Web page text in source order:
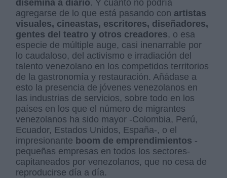
disemina a diario. Y cuánto no podría
agregarse de lo que está pasando con artistas
visuales, cineastas, escritores, diseñadores,
gentes del teatro y otros creadores, o esa
especie de múltiple auge, casi inenarrable por
lo caudaloso, del activismo e irradiación del
talento venezolano en los competidos territorios
de la gastronomía y restauración. Añádase a
esto la presencia de jóvenes venezolanos en
las industrias de servicios, sobre todo en los
países en los que el número de migrantes
venezolanos ha sido mayor -Colombia, Perú,
Ecuador, Estados Unidos, España-, o el
impresionante boom de emprendimientos -
pequeñas empresas en todos los sectores-
capitaneados por venezolanos, que no cesa de
reproducirse día a día.